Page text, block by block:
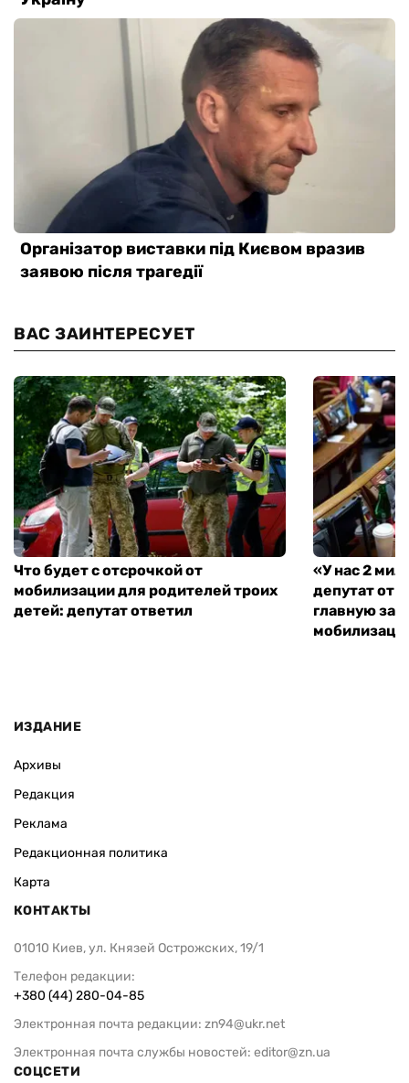
ВАС ЗАИНТЕРЕСУЕТ
Что будет с отсрочкой от
мобилизации для родителей троих
детей: депутат ответил
«У нас 2
депутат от
главную
ИЗДАНИЕ
Архивы
Редакция
Реклама
Редакционная политика
Карта
КОНТАКТЫ
01010 Киев, ул. Князей Острожских, 19/1
Телефон редакции:
+380 (44) 280-04-85
Электронная почта редакции: zn94@ukr.net
Электронная почта службы новостей: editor@zn.ua
СОЦСЕТИ